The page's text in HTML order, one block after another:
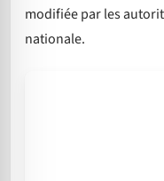
modifiée par les
nationale.